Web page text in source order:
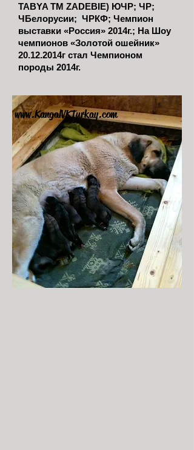
TABYA TM ZADEBIE) ЮЧР; ЧР;
ЧБелорусии; ЧРКФ; Чемпион
выставки «Россия» 2014г.; На Шоу
чемпионов «Золотой ошейник»
20.12.2014г стал Чемпионом
породы 2014г.
www.KangalVKTurkay.com